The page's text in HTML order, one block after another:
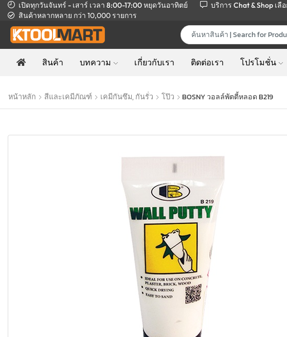
เปิดทุกวันจันทร์ - เสาร์ เวลา 8:00-17:00หยุดวันอาทิตย์ บริการ Chat & Shop เลื
สินค้าหลากหลาย กว่า 10,000 รายการ
สินค้า บทความ เกี่ยวกับเรา ติดต่อเรา โปรโมชั่น
หน้าหลัก สีและเคมีภัณฑ์ เคมีกันซึม, กันรั่ว โป๊ว BOSNY วอลล์พัตตี้หลอด B219